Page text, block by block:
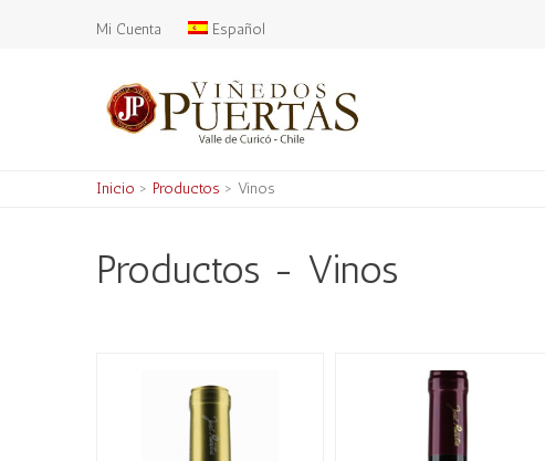
Mi Cuenta Español
Inicio > Productos > Vinos
Productos - Vinos